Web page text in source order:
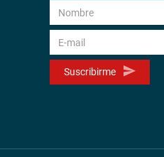
Suscribirme